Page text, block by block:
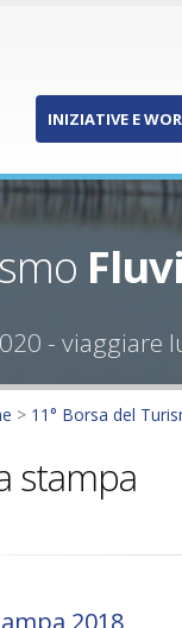
INIZIATIVE E
- viaggiare
> 11° Borsa del
stampa
2018